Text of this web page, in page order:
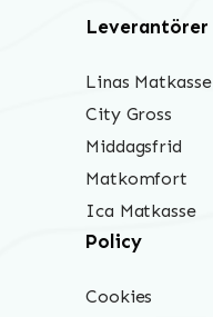
Leverantörer
Linas Matkasse
City Gross
Middagsfrid
Matkomfort
Ica Matkasse
Policy
Cookies